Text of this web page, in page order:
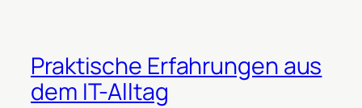
Praktische Erfahrungen aus
dem IT-Alltag